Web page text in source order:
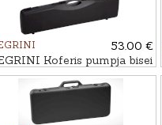
53.00 €
Koferis pumpja bisei
karabīnei, 103,5x24x10cm